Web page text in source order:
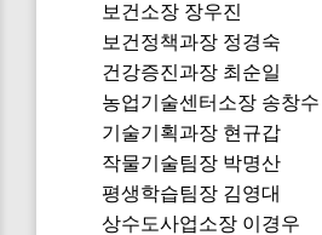
보건소장 장우진
보건정책과장 정경숙
건강증진과장 최순일
농업기술센터소장 송창수
기술기획과장 현규갑
작물기술팀장 박명산
평생학습팀장 김영대
상수도사업소장 이경우